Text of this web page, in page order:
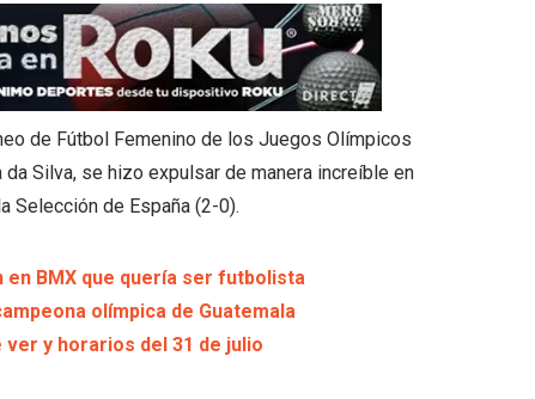
de Fútbol Femenino de los Juegos Olímpicos
Silva, se hizo expulsar de manera increíble en
Selección de España (2-0).
BMX que quería ser futbolista
olímpica de Guatemala
ver y horarios del 31 de julio